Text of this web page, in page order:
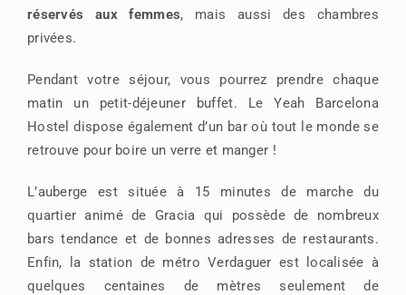
réservés aux femmes, mais aussi des chambres
privées.
Pendant votre séjour, vous pourrez prendre chaque
matin un petit-déjeuner buffet. Le Yeah Barcelona
Hostel dispose également d’un bar où tout le monde se
retrouve pour boire un verre et manger !
L’auberge est située à 15 minutes de marche du
quartier animé de Gracia qui possède de nombreux
bars tendance et de bonnes adresses de restaurants.
Enfin, la station de métro Verdaguer est localisée à
quelques centaines de mètres seulement de